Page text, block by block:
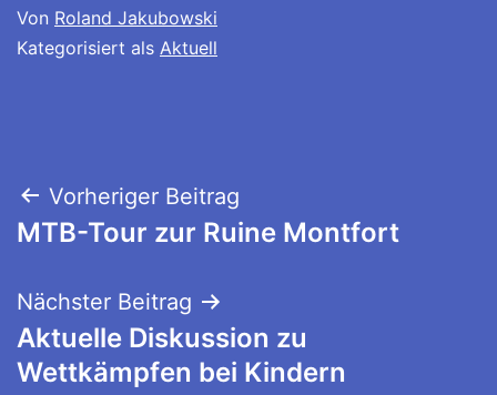
Von Roland Jakubowski
Kategorisiert als Aktuell
Beitragsnavigation
Vorheriger Beitrag
MTB-Tour zur Ruine Montfort
Nächster Beitrag
Aktuelle Diskussion zu
Wettkämpfen bei Kindern